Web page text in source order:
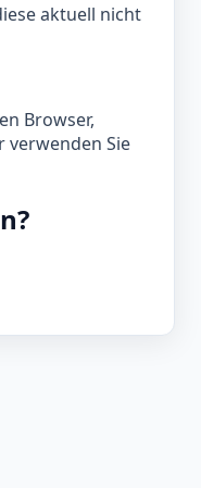
aktuell nicht
Browser,
verwenden Sie